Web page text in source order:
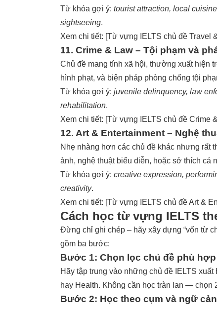
Từ khóa gợi ý: tourist attraction, local
sightseeing.
Xem chi tiết: [Từ vựng IELTS chủ đề Travel
11. Crime & Law – Tội phạm và
Chủ đề mang tính xã hội, thường xuất hiện
hình phạt, và biện pháp phòng chống tội
Từ khóa gợi ý: juvenile delinquency, law
rehabilitation.
Xem chi tiết: [Từ vựng IELTS chủ đề Crime
12. Art & Entertainment – Nghệ
Nhẹ nhàng hơn các chủ đề khác nhưng rất
ảnh, nghệ thuật biểu diễn, hoặc sở thích cá
Từ khóa gợi ý: creative expression,
creativity.
Xem chi tiết: [Từ vựng IELTS chủ đề Art &
Cách học từ vựng IELTS
Đừng chỉ ghi chép – hãy xây dựng “vốn từ
gồm ba bước:
Bước 1: Chọn lọc chủ đề phù hợp
Hãy tập trung vào những chủ đề IELTS
hay Health. Không cần học tràn lan — chọn
Bước 2: Học theo cụm và ngữ